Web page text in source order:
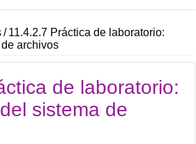
/ 11.4.2.7 Práctica de laboratorio:
archivos
de laboratorio:
sistema de